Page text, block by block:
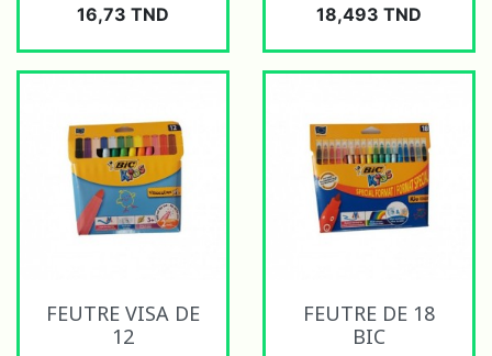
Prix
16,73 TND Prix
18,493 TND
FEUTRE VISA DE
12
FEUTRE DE 18
BIC